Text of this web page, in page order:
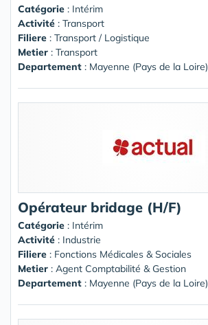
Catégorie : Intérim
Activité : Transport
Filiere : Transport / Logistique
Metier : Transport
Departement : Mayenne (Pays de la Loire)
Opérateur bridage (H/F)
Catégorie : Intérim
Activité : Industrie
Filiere : Fonctions Médicales & Sociales
Metier : Agent Comptabilité & Gestion
Departement : Mayenne (Pays de la Loire)